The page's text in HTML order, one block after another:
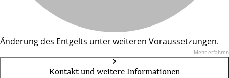
Änderung des Entgelts unter weiteren Voraussetzungen.
Mehr erfahren
Kontakt und weitere Informationen